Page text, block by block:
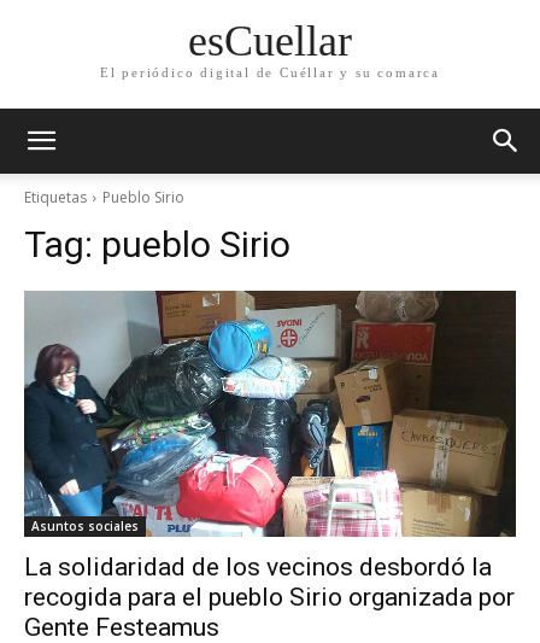
esCuellar
El periódico digital de Cuéllar y su comarca
Etiquetas Pueblo Sirio
Tag: pueblo Sirio
Asuntos sociales
La solidaridad de los vecinos desbordó la
recogida para el pueblo Sirio organizada por
Gente Festeamus